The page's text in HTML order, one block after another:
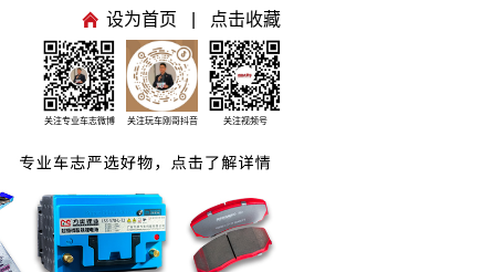
点击收藏
设为首页
关注专业车志微博
关注玩车刚哥抖音
关注视频号